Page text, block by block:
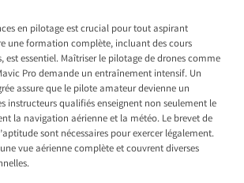
en pilotage est crucial pour tout aspirant
une formation complète, incluant des cours
est essentiel. Maîtriser le pilotage de drones comme
Pro demande un entraînement intensif. Un
assure que le pilote amateur devienne un
instructeurs qualifiés enseignent non seulement le
la navigation aérienne et la météo. Le brevet de
sont nécessaires pour exercer légalement.
vue aérienne complète et couvrent diverses